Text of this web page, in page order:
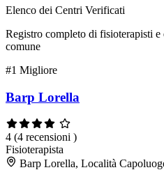
Elenco dei Centri Verificati
Registro completo di fisioterapisti
comune
#1 Migliore
Barp Lorella
4 (4 recensioni )
Fisioterapista
Barp Lorella, Località